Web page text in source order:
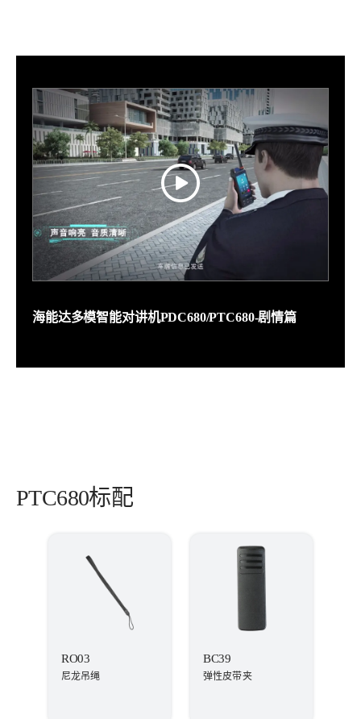
海能达多模智能对讲机PDC680/PTC680-剧情篇
PTC680标配
RO03
尼龙吊绳
BC39
弹性皮带夹